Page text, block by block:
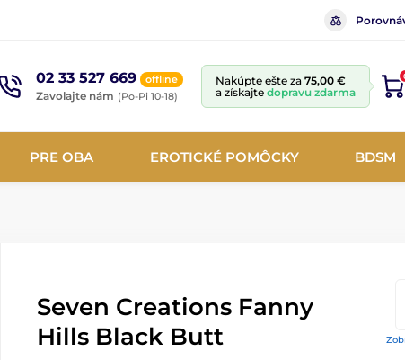
02 33 527 669 offline
Zavolajte nám (Po-Pi 10-18)
Nakúpte ešte za 75,00 €
a získajte dopravu zdarma
PRE OBA EROTICKÉ POMÔCKY BDSM
Seven Creations Fanny
Hills Black Butt